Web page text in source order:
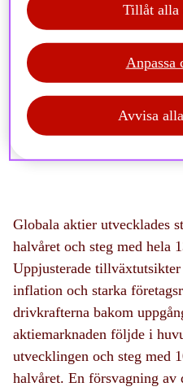
Denna artikel publicerades
inaktuell information.
Se
Globala aktier utvecklades
halvåret och steg med hela
Uppjusterade
inflation och starka
drivkrafterna bakom
aktiemarknaden följde i
utvecklingen och steg med
halvåret. En försvagning av
Anpassa
Avvisa
Tillåt alla